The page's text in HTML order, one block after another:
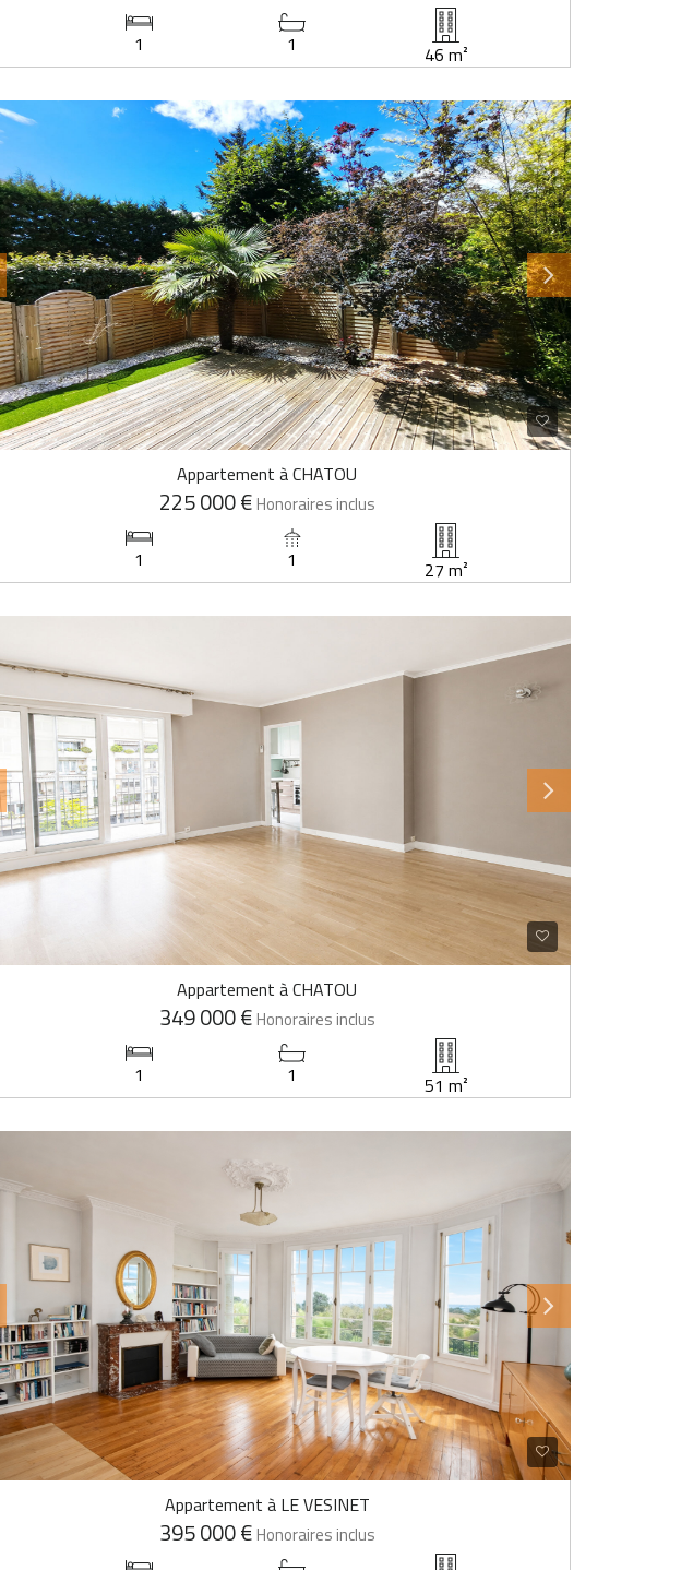
1 1 46 m²
Appartement à CHATOU
225 000 €Honoraires inclus
1 1 27 m²
Appartement à CHATOU
349 000 €Honoraires inclus
1 1 51 m²
Appartement à LE VESINET
395 000 €Honoraires inclus